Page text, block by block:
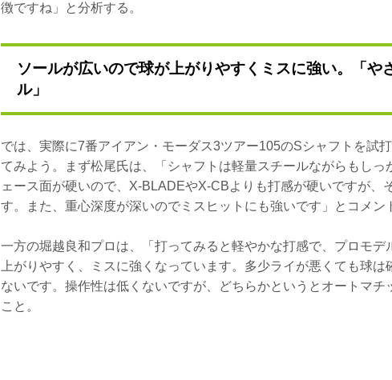
徴ですね」と分析する。
ソールが広いので球が上がりやすくミスに強い。「や
ル」
では、実際に7番アイアン・モーダス3ツアー105のSシャフトを試
てみよう。まず松尾氏は、「シャフトは軽量スチールながらもしっ
ェース面が硬いので、X-BLADEやX-CBよりも打感が硬いですが、
す。また、重心深度が深いのでミスヒットにも強いです」とコメン
一方の堀越良和プロは、「打ってみると軽やかな打感で、プロモデ
上がりやすく、ミスに強くなっています。多少ライが悪くても球は
ないです。操作性は低くないですが、どちらかというとオートマ
こと。